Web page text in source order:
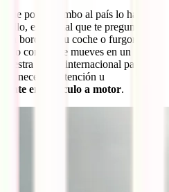
que ponen rumbo al país lo hacen
ello, es normal que te preguntes
a bordo de tu coche o furgoneta.
como si te mueves en un
póliza internacional para
si necesitas atención u
en vehículo a motor.